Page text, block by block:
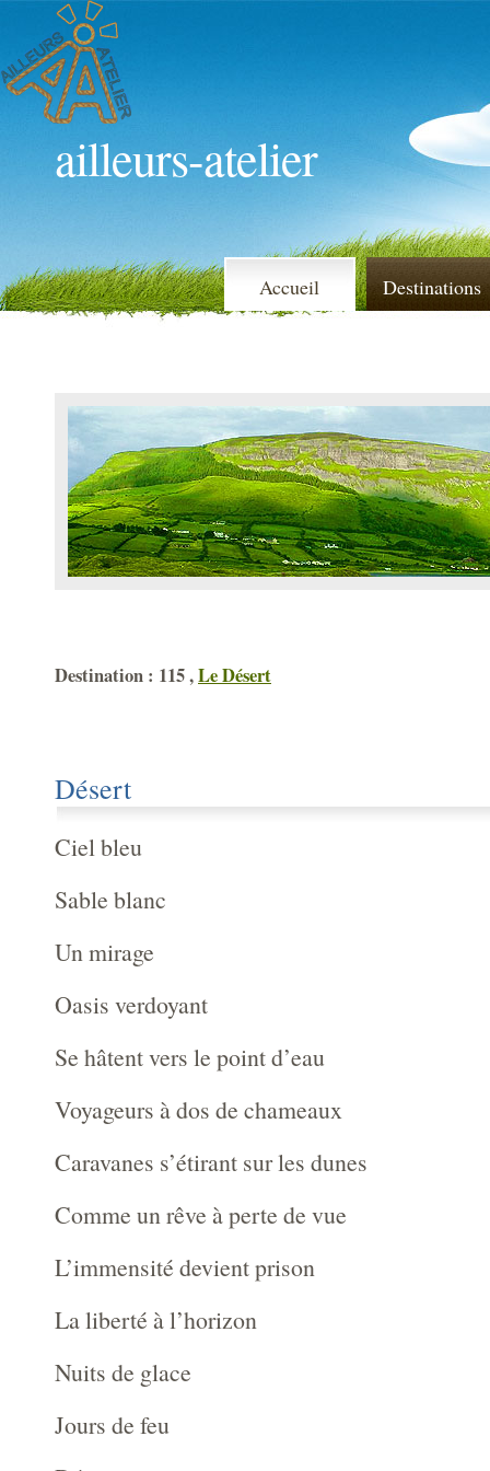
ailleurs-atelier
Accueil Destinations
Destination : 115 ,Le Désert
Désert
Ciel bleu
Sable blanc
Un mirage
Oasis verdoyant
Se hâtent vers le point d’eau
Voyageurs à dos de chameaux
Caravanes s’étirant sur les dunes
Comme un rêve à perte de vue
L’immensité devient prison
La liberté à l’horizon
Nuits de glace
Jours de feu